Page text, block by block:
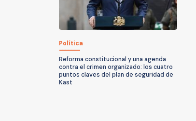
Política
Reforma constitucional y una agenda
contra el crimen organizado: los cuatro
puntos claves del plan de seguridad de
Kast